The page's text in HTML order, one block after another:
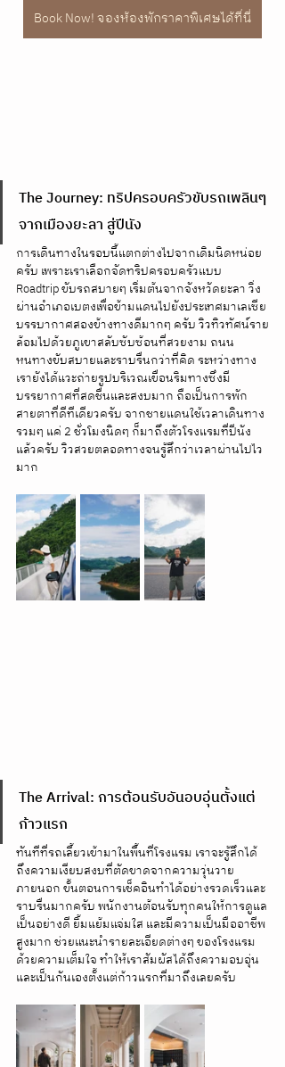
Book Now! จองห้องพักราคาพิเศษได้ที่นี่
The Journey: ทริปครอบครัวขับรถเพลินๆ
จากเมืองยะลา สู่ปีนัง
การเดินทางในรอบนี้แตกต่างไปจากเดิมนิดหน่อย
ครับ เพราะเราเลือกจัดทริปครอบครัวแบบ
Roadtrip ขับรถสบายๆ เริ่มต้นจากจังหวัดยะลา วิ่ง
ผ่านอำเภอเบตงเพื่อข้ามแดนไปยังประเทศมาเลเซีย
บรรบากาศสองข้างทางดีมากๆ ครับ วิวทิวทัศน์ราย
ล้อมไปด้วยภูเขาสลับซับซ้อนที่สวยงาม ถนน
หนทางขับสบายและราบรื่นกว่าที่คิด ระหว่างทาง
เรายังได้แวะถ่ายรูปบริเวณเขื่อนริมทางซึ่งมี
บรรยากาศที่สดชื่นและสงบมาก ถือเป็นการพัก
สายตาที่ดีทีเดียวครับ จากชายแดนใช้เวลาเดินทาง
รวมๆ แค่ 2 ชั่วโมงนิดๆ ก็มาถึงตัวโรงแรมที่ปีนัง
แล้วครับ วิวสวยตลอดทางจนรู้สึกว่าเวลาผ่านไปไว
มาก
The Arrival: การต้อนรับอันอบอุ่นตั้งแต่
ก้าวแรก
ทันทีที่รถเลี้ยวเข้ามาในพื้นที่โรงแรม เราจะรู้สึกได้
ถึงความเงียบสงบที่ตัดขาดจากความวุ่นวาย
ภายนอก ขั้นตอนการเช็คอินทำได้อย่างรวดเร็วและ
ราบรื่นมากครับ พนักงานต้อนรับทุกคนให้การดูแล
เป็นอย่างดี ยิ้มแย้มแจ่มใส และมีความเป็นมืออาชีพ
สูงมาก ช่วยแนะนำรายละเอียดต่างๆ ของโรงแรม
ด้วยความเต็มใจ ทำให้เราสัมผัสได้ถึงความอบอุ่น
และเป็นกันเองตั้งแต่ก้าวแรกที่มาถึงเลยครับ